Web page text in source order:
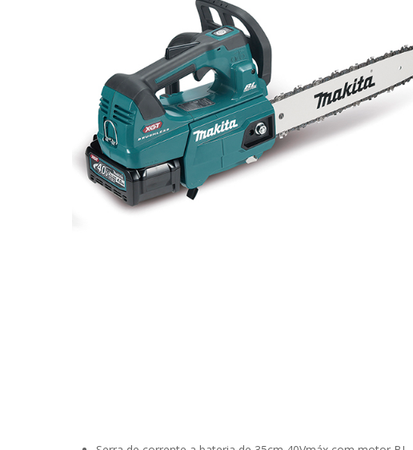
Pressione ENTER para pesquisar ou ESC para fechar